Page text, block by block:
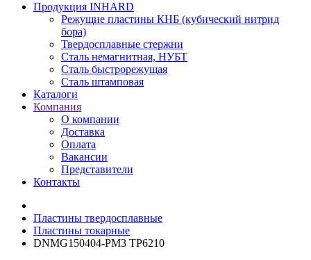
Продукция INHARD
Режущие пластины КНБ (кубический нитрид
бора)
Твердосплавные стержни
Сталь немагнитная, НУБТ
Сталь быстрорежущая
Сталь штамповая
Каталоги
Компания
О компании
Доставка
Оплата
Вакансии
Представители
Контакты
Пластины твердосплавные
Пластины токарные
DNMG150404-PM3 TP6210